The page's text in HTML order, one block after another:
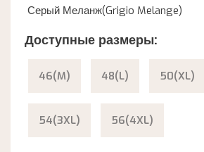
Серый Меланж(Grigio Melange)
Доступные размеры:
46(M) 48(L) 50(XL)
54(3XL) 56(4XL)